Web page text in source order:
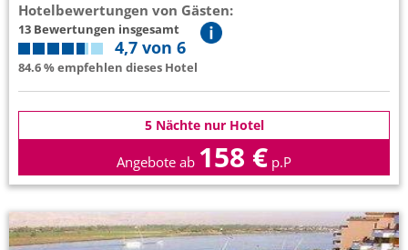
Hotelbewertungen von Gästen:
13 Bewertungen insgesamt
4,7 von 6
84.6 % empfehlen dieses Hotel
5 Nächte nur Hotel
Angebote ab 158 € p.P